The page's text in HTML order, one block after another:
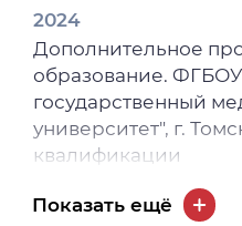
Энтеропатия,
белками, и ее
В. Горленко, Е. В.
Российский вестник
педиатрии. – 2021. –
Влияние
2024
Дополнительное
образование.
государственный
университет", г.
квалификации
2024
Показать ещё